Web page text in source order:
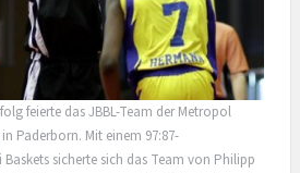
feierte das JBBL-Team der Metropol
Paderborn. Mit einem 97:87-
sicherte sich das Team von Philipp